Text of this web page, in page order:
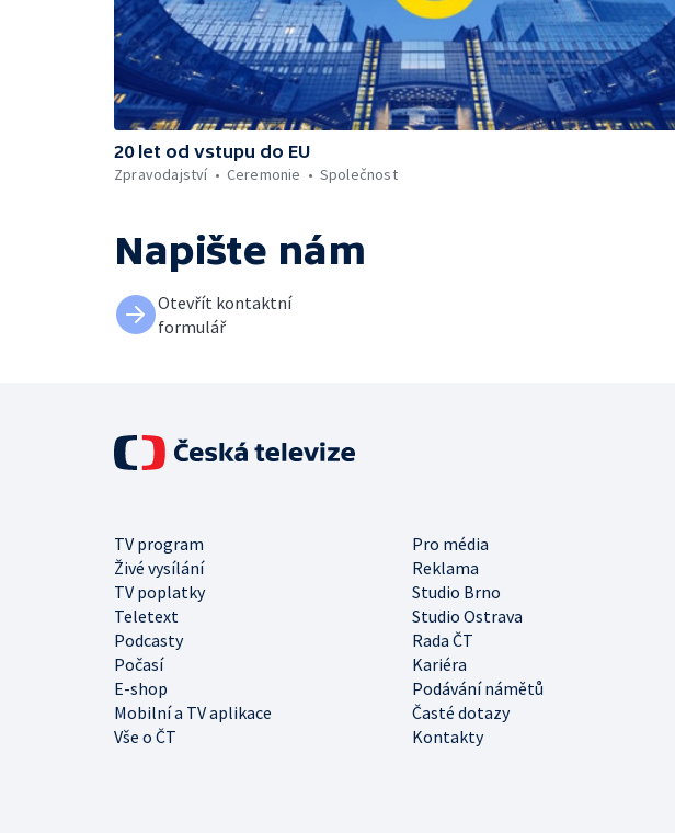
20 let od vstupu do EU
Zpravodajství
Ceremonie Společnost
Napište nám
Otevřít kontaktní
formulář
TV program
Pro média
Živé vysílání
Reklama
TV poplatky
Studio Brno
Teletext
Studio Ostrava
Podcasty
Rada ČT
Počasí
Kariéra
E-shop
Podávání námětů
Mobilní a TV aplikace
Časté dotazy
Vše o ČT
Kontakty